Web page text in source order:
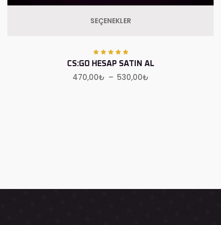
SEÇENEKLER
CS:GO HESAP SATIN AL
470,00₺ – 530,00₺